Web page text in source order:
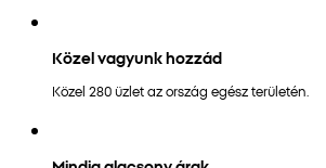
Közel vagyunk hozzád
Közel 280 üzlet az ország egész területén.